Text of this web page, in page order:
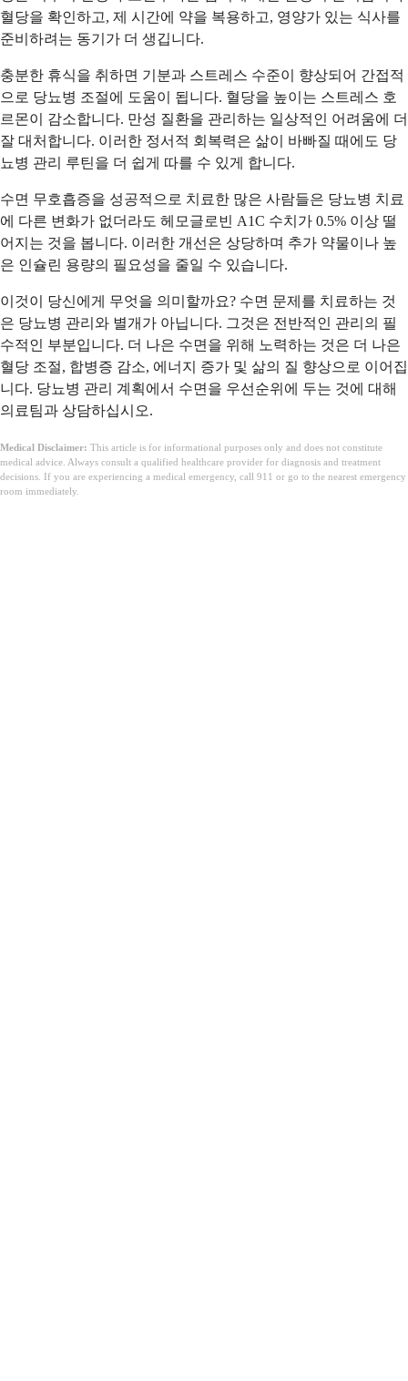
혈당을 확인하고, 제 시간에 약을 복용하고, 영양가 있는 식사를
준비하려는 동기가 더 생깁니다.
충분한 휴식을 취하면 기분과 스트레스 수준이 향상되어 간접적
으로 당뇨병 조절에 도움이 됩니다. 혈당을 높이는 스트레스 호
르몬이 감소합니다. 만성 질환을 관리하는 일상적인 어려움에 더
잘 대처합니다. 이러한 정서적 회복력은 삶이 바빠질 때에도 당
뇨병 관리 루틴을 더 쉽게 따를 수 있게 합니다.
수면 무호흡증을 성공적으로 치료한 많은 사람들은 당뇨병 치료
에 다른 변화가 없더라도 헤모글로빈 A1C 수치가 0.5% 이상 떨
어지는 것을 봅니다. 이러한 개선은 상당하며 추가 약물이나 높
은 인슐린 용량의 필요성을 줄일 수 있습니다.
이것이 당신에게 무엇을 의미할까요? 수면 문제를 치료하는 것
은 당뇨병 관리와 별개가 아닙니다. 그것은 전반적인 관리의 필
수적인 부분입니다. 더 나은 수면을 위해 노력하는 것은 더 나은
혈당 조절, 합병증 감소, 에너지 증가 및 삶의 질 향상으로 이어집
니다. 당뇨병 관리 계획에서 수면을 우선순위에 두는 것에 대해
의료팀과 상담하십시오.
Medical Disclaimer: This article is for informational purposes only and does not constitute
medical advice. Always consult a qualified healthcare provider for diagnosis and treatment
decisions. If you are experiencing a medical emergency, call 911 or go to the nearest emergency
room immediately.